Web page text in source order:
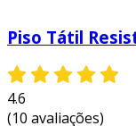
Piso Tátil
4.6
(10 avaliações)